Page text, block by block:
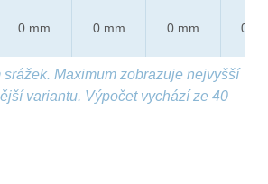
0 mm 0 mm 0 mm 0 mm
Maximum zobrazuje nejvyšší
variantu. Výpočet vychází ze 40